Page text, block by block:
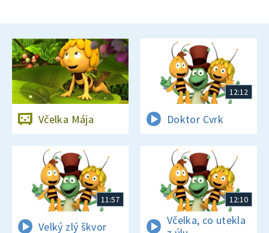
Včelka Mája
12:12
Doktor Cvrk
11:57
Velký zlý škvor
12:10
Včelka, co utekla